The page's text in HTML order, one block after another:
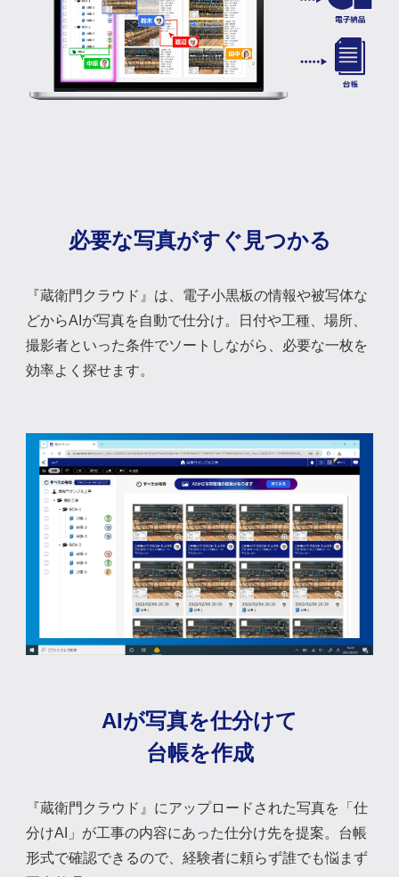
必要な写真がすぐ見つかる
『蔵衛門クラウド』は、電子小黒板の情報や被写体な
どからAIが写真を自動で仕分け。日付や工種、場所、
撮影者といった条件でソートしながら、必要な一枚を
効率よく探せます。
AIが写真を仕分けて
台帳を作成
『蔵衛門クラウド』にアップロードされた写真を「仕
分けAI」が工事の内容にあった仕分け先を提案。台帳
形式で確認できるので、経験者に頼らず誰でも悩まず